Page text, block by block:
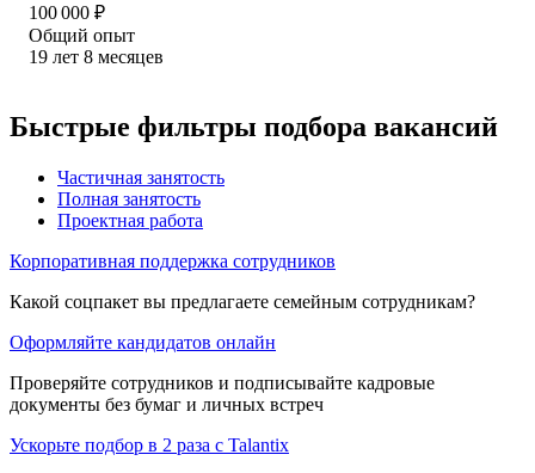
100 000 ₽
Общий опыт
19 лет 8 месяцев
Быстрые фильтры подбора вакансий
Частичная занятость
Полная занятость
Проектная работа
Корпоративная поддержка сотрудников
Какой соцпакет вы предлагаете семейным сотрудникам?
Оформляйте кандидатов онлайн
Проверяйте сотрудников и подписывайте кадровые
документы без бумаг и личных встреч
Ускорьте подбор в 2 раза с Talantix